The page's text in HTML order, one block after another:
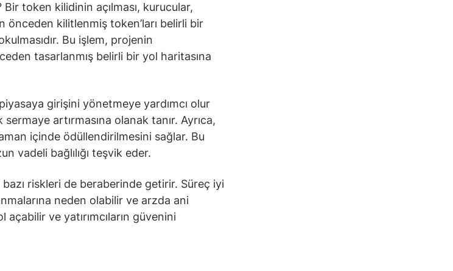
Bir token kilidinin açılması, kurucular,
önceden kilitlenmiş token’ları belirli bir
Bu işlem, projenin
tasarlanmış belirli bir yol haritasına
girişini yönetmeye yardımcı olur
artırmasına olanak tanır. Ayrıca,
içinde ödüllendirilmesini sağlar. Bu
vadeli bağlılığı teşvik eder.
bazı riskleri de beraberinde getirir. Süreç iyi
neden olabilir ve arzda ani
açabilir ve yatırımcıların güvenini